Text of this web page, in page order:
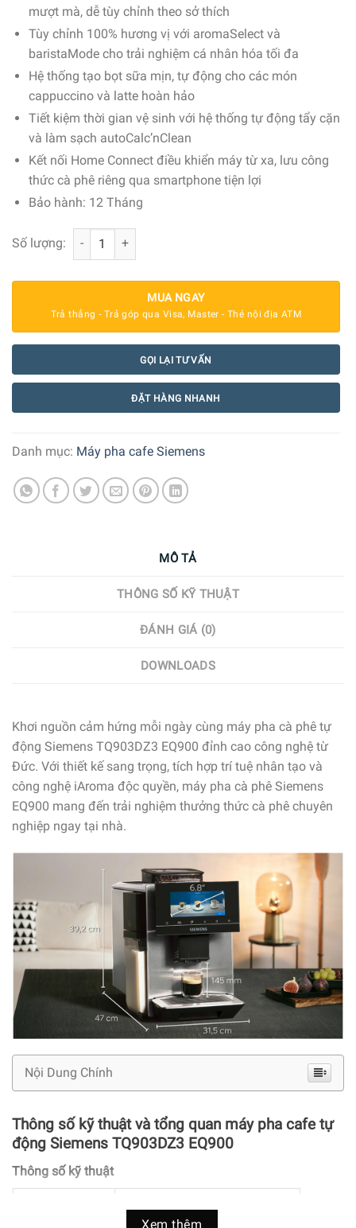
mượt mà, dễ tùy chỉnh theo sở thích
Tùy chỉnh 100% hương vị với aromaSelect và
baristaMode cho trải nghiệm cá nhân hóa tối đa
Hệ thống tạo bọt sữa mịn, tự động cho các món
cappuccino và latte hoàn hảo
Tiết kiệm thời gian vệ sinh với hệ thống tự động tẩy cặn
và làm sạch autoCalc’nClean
Kết nối Home Connect điều khiển máy từ xa, lưu công
thức cà phê riêng qua smartphone tiện lợi
Bảo hành: 12 Tháng
Số lượng: Máy pha cafe tự động Siemens TQ903DZ3 EQ900 số
MUA NGAY
Trả thẳng - Trả góp qua Visa, Master - Thẻ nội địa ATM
GỌI LẠI TƯ VẤN
ĐẶT HÀNG NHANH
Danh mục: Máy pha cafe Siemens
MÔ TẢ
THÔNG SỐ KỸ THUẬT
ĐÁNH GIÁ (0)
DOWNLOADS
Khơi nguồn cảm hứng mỗi ngày cùng máy pha cà phê tự
động Siemens TQ903DZ3 EQ900 đỉnh cao công nghệ từ
Đức. Với thiết kế sang trọng, tích hợp trí tuệ nhân tạo và
công nghệ iAroma độc quyền, máy pha cà phê Siemens
EQ900 mang đến trải nghiệm thưởng thức cà phê chuyên
nghiệp ngay tại nhà.
Nội Dung Chính
Thông số kỹ thuật và tổng quan máy pha cafe tự
động Siemens TQ903DZ3 EQ900
Thông số kỹ thuật
Xem thêm